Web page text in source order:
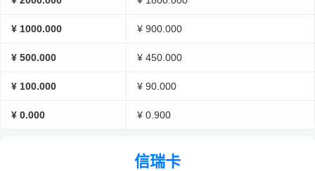
¥ 1000.000 ¥ 900.000
¥ 500.000 ¥ 450.000
¥ 100.000 ¥ 90.000
¥ 0.000 ¥ 0.900
信瑞卡